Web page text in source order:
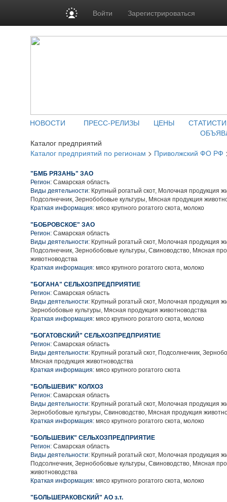
Войти Зарегистрироваться
НОВОСТИ ПРЕСС-РЕЛИЗЫ ЦЕНЫ
Каталог предприятий
Каталог предприятий по регионам > Приволжский ФО РФ
"БМБ РЯЗАНЬ" ЗАО
Регион: Самарская область
Виды деятельности: Крупный рогатый скот, Молочная продукция
Подсолнечник, Зернобобовые культуры, Мясная продукция
Краткая информация: мясо крупного рогатого скота, молоко
"БОБРОВСКОЕ" ЗАО
Регион: Самарская область
Виды деятельности: Крупный рогатый скот, Молочная продукция
Подсолнечник, Зернобобовые культуры, Свиноводство, Мясная
животноводства
Краткая информация: мясо крупного рогатого скота, молоко
"БОГАНА" СЕЛЬХОЗПРЕДПРИЯТИЕ
Регион: Самарская область
Виды деятельности: Крупный рогатый скот, Молочная продукция
Зернобобовые культуры, Мясная продукция животноводства
Краткая информация: мясо крупного рогатого скота, молоко
"БОГАТОВСКИЙ" СЕЛЬХОЗПРЕДПРИЯТИЕ
Регион: Самарская область
Виды деятельности: Крупный рогатый скот, Подсолнечник,
Мясная продукция животноводства
Краткая информация: мясо крупного рогатого скота
"БОЛЬШЕВИК" КОЛХОЗ
Регион: Самарская область
Виды деятельности: Крупный рогатый скот, Молочная продукция
Зернобобовые культуры, Свиноводство, Мясная продукция
Краткая информация: мясо крупного рогатого скота, молоко
"БОЛЬШЕВИК" СЕЛЬХОЗПРЕДПРИЯТИЕ
Регион: Самарская область
Виды деятельности: Крупный рогатый скот, Молочная продукция
Подсолнечник, Зернобобовые культуры, Свиноводство, Мясная
животноводства
Краткая информация: мясо крупного рогатого скота, молоко
"БОЛЬШЕРАКОВСКИЙ" АО з.т.